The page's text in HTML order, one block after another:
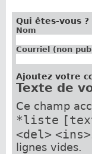
Qui êtes-vous ?
Nom
Courriel (non
Ajoutez votre
Texte de
Ce champ
*liste
<del> <ins>
lignes vides.